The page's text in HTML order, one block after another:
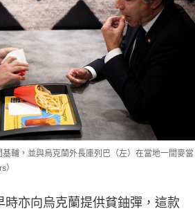
輔，並與烏克蘭外長庫列巴（左）在當地一間麥當
時亦向烏克蘭提供貧鈾彈，這款